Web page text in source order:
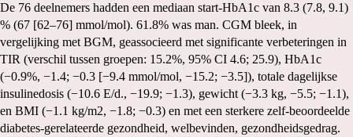
De 76 deelnemers hadden een mediaan start-HbA1c van 8.3 (7.8, 9.1)
% (67 [62–76] mmol/mol). 61.8% was man. CGM bleek, in
vergelijking met BGM, geassocieerd met significante verbeteringen in
TIR (verschil tussen groepen: 15.2%, 95% CI 4.6; 25.9), HbA1c
(−0.9%, −1.4; −0.3 [−9.4 mmol/mol, −15.2; −3.5]), totale dagelijkse
insulinedosis (−10.6 E/d., −19.9; −1.3), gewicht (−3.3 kg, −5.5; −1.1),
en BMI (−1.1 kg/m2, −1.8; −0.3) en met een sterkere zelf-beoordeelde
diabetes-gerelateerde gezondheid, welbevinden, gezondheidsgedrag.